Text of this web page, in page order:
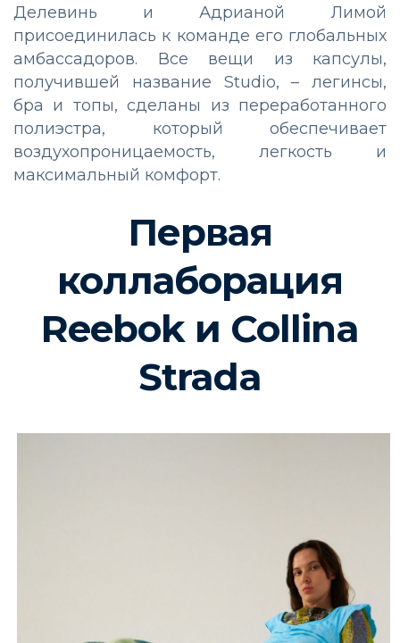
Делевинь и Адрианой Лимой
присоединилась к команде его глобальных
амбассадоров. Все вещи из капсулы,
получившей название Studio, – легинсы,
бра и топы, сделаны из переработанного
полиэстра, который обеспечивает
воздухопроницаемость, легкость и
максимальный комфорт.
Первая
коллаборация
Reebok и Collina
Strada